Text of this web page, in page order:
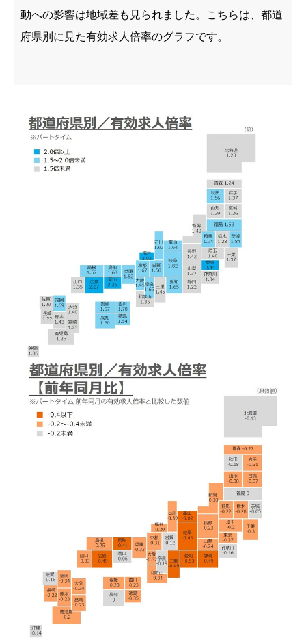
動への影響は地域差も見られました。
こちらは、都道
府県別に見た有効求人倍率のグラフです。